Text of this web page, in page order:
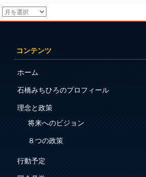
コンテンツ
ホーム
石橋みちひろのプロフィール
理念と政策
将来へのビジョン
８つの政策
行動予定